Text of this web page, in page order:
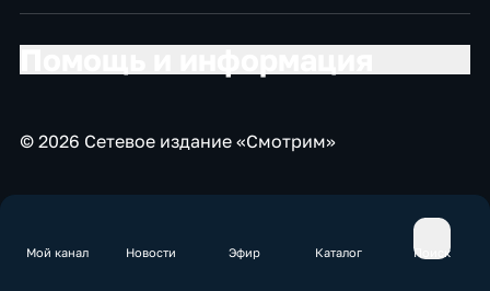
Мой канал Новости Эфир Каталог Поиск
© 2026 Сетевое издание «Смотрим»